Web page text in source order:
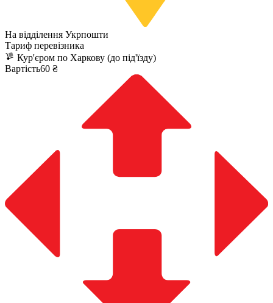
На відділення Укрпошти
Тариф перевізника
Кур'єром по Харкову (до під'їзду)
Вартість60 ₴